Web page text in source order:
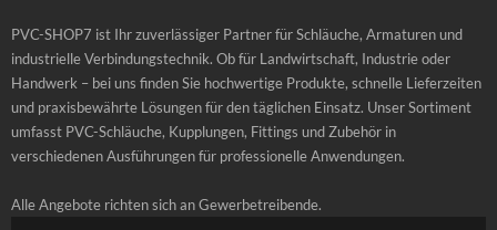
PVC-SHOP7 ist Ihr zuverlässiger Partner für Schläuche, Armaturen und
industrielle Verbindungstechnik. Ob für Landwirtschaft, Industrie oder
Handwerk – bei uns finden Sie hochwertige Produkte, schnelle Lieferzeiten
und praxisbewährte Lösungen für den täglichen Einsatz. Unser Sortiment
umfasst PVC-Schläuche, Kupplungen, Fittings und Zubehör in
verschiedenen Ausführungen für professionelle Anwendungen.
Alle Angebote richten sich an Gewerbetreibende.